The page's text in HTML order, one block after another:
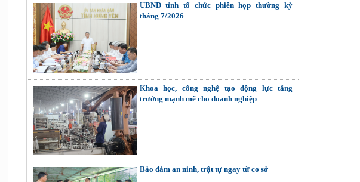
UBND tỉnh tổ chức phiên họp thường kỳ
tháng 7/2026
Khoa học, công nghệ tạo động lực tăng
trưởng mạnh mẽ cho doanh nghiệp
Bảo đảm an ninh, trật tự ngay từ cơ sở